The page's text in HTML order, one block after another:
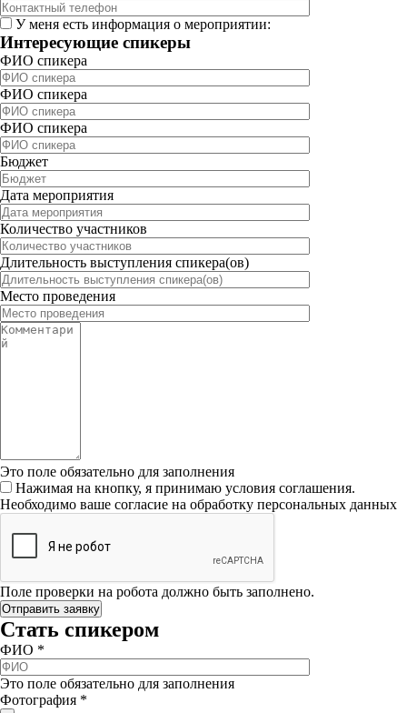
У меня есть информация о мероприятии:
Интересующие спикеры
ФИО спикера
ФИО спикера
ФИО спикера
Бюджет
Дата мероприятия
Количество участников
Длительность выступления спикера(ов)
Место проведения
Это поле обязательно для заполнения
Нажимая на кнопку, я принимаю условия соглашения.
Необходимо ваше согласие на обработку персональных данных
Поле проверки на робота должно быть заполнено.
Стать спикером
ФИО *
Это поле обязательно для заполнения
Фотография *